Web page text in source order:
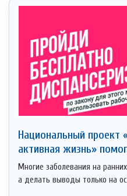
Национальный проект
активная жизнь»
Многие заболевания на
а делать выводы только на